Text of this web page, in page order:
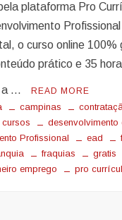
plataforma Pro
o curso online 100%
prático e 35
a … READ MORE
campinas
cursos
desenvolvimento
Profissional
ead
fraquias gratis
emprego pro